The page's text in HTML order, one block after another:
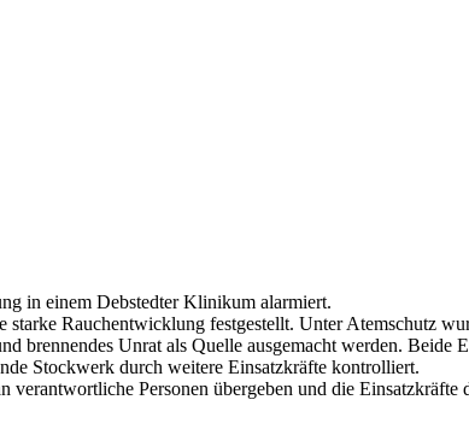
in einem Debstedter Klinikum alarmiert.
Rauchentwicklung festgestellt. Unter Atemschutz
Unrat als Quelle ausgemacht werden. Beide
Stockwerk durch weitere Einsatzkräfte kontrolliert.
Personen übergeben und die